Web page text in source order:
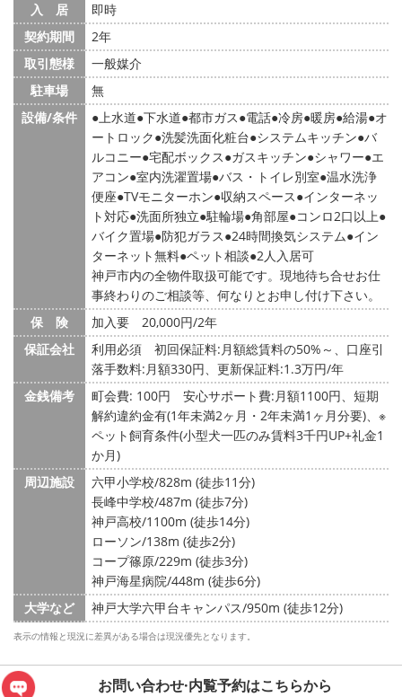
入 居
即時
契約期間
2年
取引態様
一般媒介
駐車場
無
設備/条件
上水道 下水道 都市ガス 電話 冷房 暖房 給湯 オ
ートロック 洗髪洗面化粧台 システムキッチン バ
ルコニー 宅配ボックス ガスキッチン シャワー エ
アコン 室内洗濯置場 バス・トイレ別室 温水洗浄
便座 TVモニターホン 収納スペース インターネッ
ト対応 洗面所独立 駐輪場 角部屋 コンロ2口以上
バイク置場 防犯ガラス 24時間換気システム イン
ターネット無料 ペット相談 2人入居可
神戸市内の全物件取扱可能です。現地待ち合せお仕
事終わりのご相談等、何なりとお申し付け下さい。
保 険
加入要 20,000円/2年
保証会社
利用必須 初回保証料:月額総賃料の50%～、口座引
落手数料:月額330円、更新保証料:1.3万円/年
金銭備考
町会費: 100円
安心サポート費:月額1100円、短期
解約違約金有(1年未満2ヶ月・2年未満1ヶ月分要)、※
ペット飼育条件(小型犬一匹のみ賃料3千円UP+礼金1
か月)
周辺施設
六甲小学校/828m (徒歩11分)
長峰中学校/487m (徒歩7分)
神戸高校/1100m (徒歩14分)
ローソン/138m (徒歩2分)
コープ篠原/229m (徒歩3分)
神戸海星病院/448m (徒歩6分)
大学など
神戸大学六甲台キャンパス/950m (徒歩12分)
表示の情報と現況に差異がある場合は現況優先となります。
お問い合わせ·内覧予約はこちらから